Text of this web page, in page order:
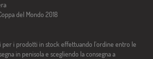
del Mondo 2018
per i prodotti in stock effettuando l'ordine entro le
in penisola e scegliendo la consegna a